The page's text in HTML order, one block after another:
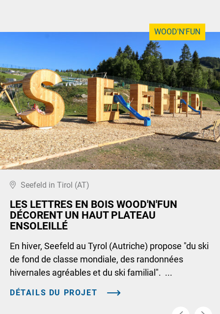
WOOD'N'FUN
Seefeld in Tirol (AT)
LES LETTRES EN BOIS WOOD'N'FUN
DÉCORENT UN HAUT PLATEAU
ENSOLEILLÉ
En hiver, Seefeld au Tyrol (Autriche) propose "du ski
de fond de classe mondiale, des randonnées
hivernales agréables et du ski familial". ...
DÉTAILS DU PROJET